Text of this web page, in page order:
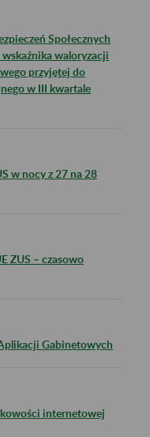
Społecznych
waloryzacji
przyjętej do
w III kwartale
w nocy z 27 na 28
ZUS – czasowo
Gabinetowych
internetowej